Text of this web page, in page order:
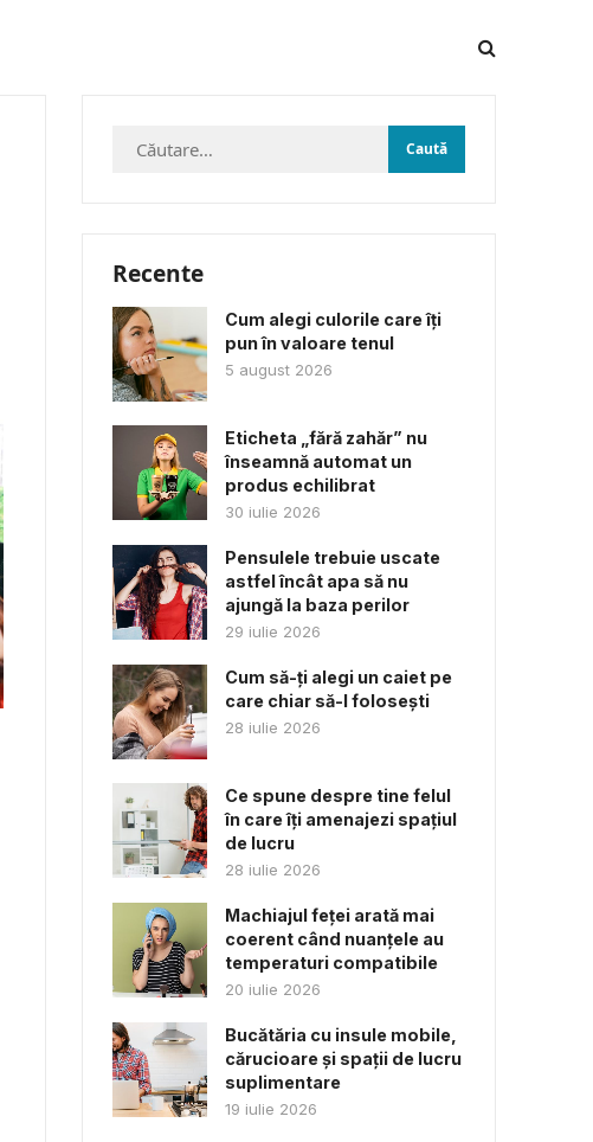
Caută
Recente
Cum alegi culorile care îți
pun în valoare tenul
5 august 2026
Eticheta „fără zahăr” nu
înseamnă automat un
produs echilibrat
30 iulie 2026
Pensulele trebuie uscate
astfel încât apa să nu
ajungă la baza perilor
29 iulie 2026
Cum să-ți alegi un caiet pe
care chiar să-l folosești
28 iulie 2026
Ce spune despre tine felul
în care îți amenajezi spațiul
de lucru
28 iulie 2026
Machiajul feței arată mai
coerent când nuanțele au
temperaturi compatibile
20 iulie 2026
Bucătăria cu insule mobile,
cărucioare și spații de lucru
suplimentare
19 iulie 2026